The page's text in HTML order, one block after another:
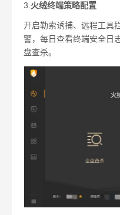
3. 火绒终端策略配置
开启勒索诱捕、远程工具
警，每日查看终端安全日
盘查杀。